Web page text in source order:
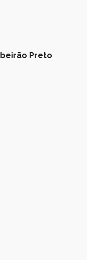
Preto